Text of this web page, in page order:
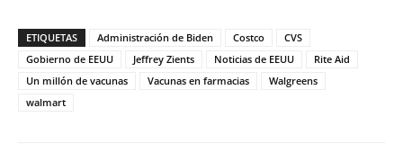
ETIQUETAS Administración de Biden Costco
CVS
Gobierno de EEUU
Jeffrey Zients Noticias de EEUU
Rite Aid
Un millón de vacunas
Vacunas en farmacias
Walgreens
walmart